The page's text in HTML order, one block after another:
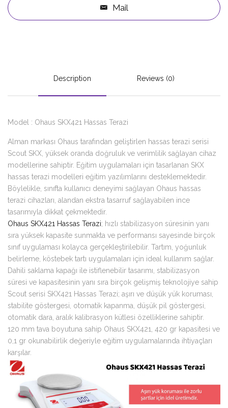
Mail
Description Reviews (0)
Model : Ohaus SKX421 Hassas Terazi
Alman markası Ohaus tarafından geliştirlen hassas terazi serisi
Scout SKX, yüksek oranda doğruluk ve verimlilik sağlayan cihaz
modellerine sahiptir. Eğitim uygulamaları için tasarlanan SKX
hassas terazi modelleri eğitim yazılımlarını desteklemektedir.
Böylelikle, sınıfta kullanıcı deneyimi sağlayan Ohaus hassas
terazi cihazları, alandan ekstra tasarruf sağlayabilen ince
tasarımıyla dikkat çekmektedir.
Ohaus SKX421 Hassas Terazi; hızlı stabilizasyon süresinin yanı
sıra yüksek kapasite sunmakta ve performansı sayesinde birçok
sınıf uygulaması kolayca gerçekleştirilebilir. Tartım, yoğunluk
belirleme, köstebek tartı uygulamaları için ideal kullanım sağlar.
Dahili saklama kapağı ile istiflenebilir tasarımı, stabilizasyon
süresi ve kapasitesinin yanı sıra birçok gelişmiş teknolojiye sahip
Scout serisi SKX421 Hassas Terazi; aşırı ve düşük yük koruması,
stabilite göstergesi, otomatik kapanma, düşük pil göstergesi,
otomatik dara, aralık kalibrasyon kütlesi özelliklerine sahiptir.
120 mm tava boyutuna sahip Ohaus SKX421, 420 gr kapasitesi ve
0,1 gr okunabilirlik değeriyle eğitim uygulamalarında ihtiyaçları
karşılar.